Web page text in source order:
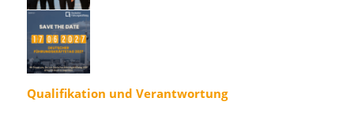
Qualifikation und Verantwortung